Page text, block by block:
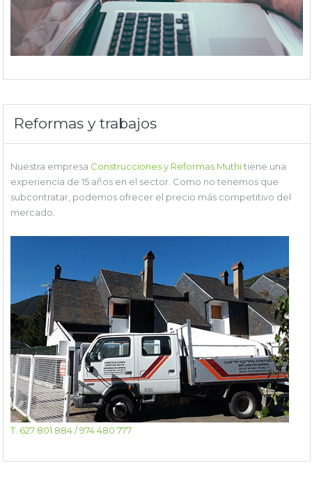
Reformas y trabajos
Nuestra empresa Construcciones y Reformas Muthitiene una
experiencia de 15 años en el sector. Como no tenemos que
subcontratar, podemos ofrecer el precio más competitivo del
mercado.
T. 627 801 884 / 974 480 777